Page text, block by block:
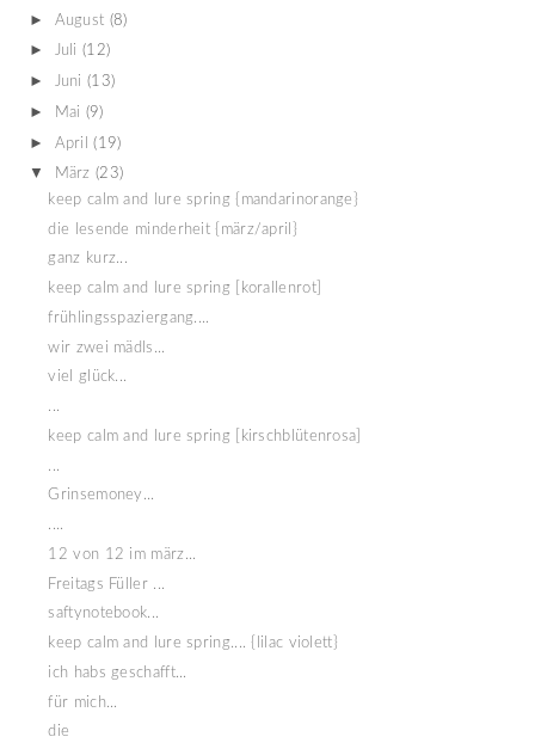
► August (8)
► Juli (12)
► Juni (13)
► Mai (9)
► April (19)
▼ März (23)
keep calm and lure spring {mandarinorange}
die lesende minderheit {märz/april}
ganz kurz...
keep calm and lure spring [korallenrot]
frühlingsspaziergang....
wir zwei mädls...
viel glück...
...
keep calm and lure spring [kirschblütenrosa]
Grinsemoney...
....
12 von 12 im märz...
Freitags Füller ...
saftynotebook...
keep calm and lure spring.... {lilac violett}
ich habs geschafft...
für mich...
die